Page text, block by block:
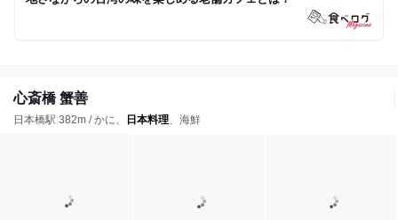
心斎橋 蟹善
日本橋駅 382m / かに、 日本料理、海鮮